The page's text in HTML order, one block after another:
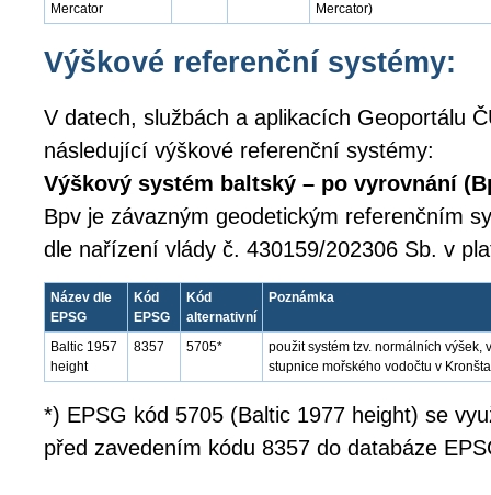
Mercator
Mercator)
Výškové referenční systémy:
V datech, službách a aplikacích Geoportálu
následující výškové referenční systémy:
Výškový systém baltský – po vyrovnání
Bpv je závazným geodetickým referenčním
dle nařízení vlády č. 430159/202306 Sb. v
Název dle
EPSG
Kód
EPSG
Kód
alternativní
Poznámka
Baltic 1957
height
8357 5705*
použit systém tzv. normálních výšek,
stupnice mořského vodočtu v
*) EPSG kód 5705 (Baltic 1977 height) se
před zavedením kódu 8357 do databáze